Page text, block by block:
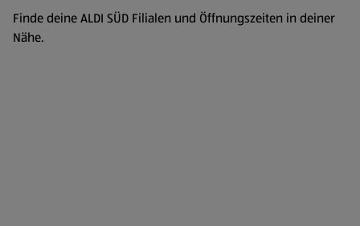
Finde deine ALDI SÜD Filialen und Öffnungszeiten in deiner
Nähe.